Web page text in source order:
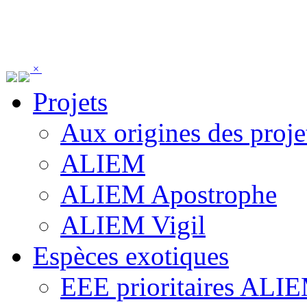
×
Projets
Aux origines des
ALIEM
ALIEM Apostrophe
ALIEM Vigil
Espèces exotiques
EEE prioritaires